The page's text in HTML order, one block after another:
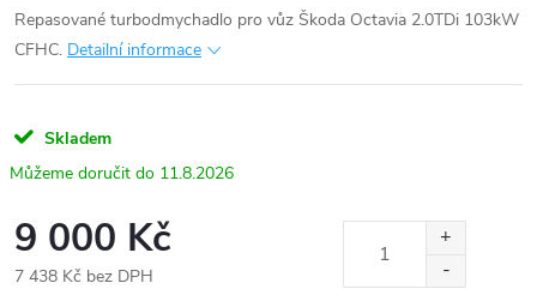
Repasované turbodmychadlo pro vůz Škoda Octavia 2.0TDi 103kW
CFHC. Detailní informace
Skladem
11.8.2026
9 000 Kč
7 438 Kč bez DPH